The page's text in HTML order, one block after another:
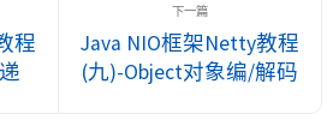
如...
程
Java NIO框架Netty教程
(九)-Object对象编/解码